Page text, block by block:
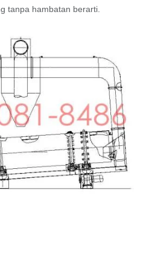
tanpa hambatan berarti.